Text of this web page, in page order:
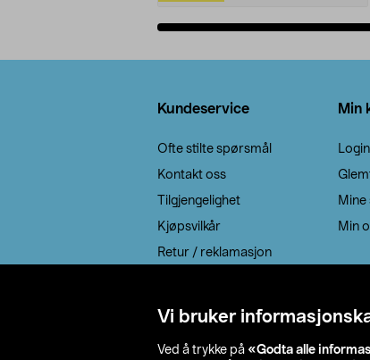
Vi bruker
Ved å trykke på «Godta alle
Kundeservice
Ofte stilte spørsmål
Kontakt oss
Tilgjengelighet
Kjøpsvilkår
Retur / reklamasjon
Min
Mine
Min